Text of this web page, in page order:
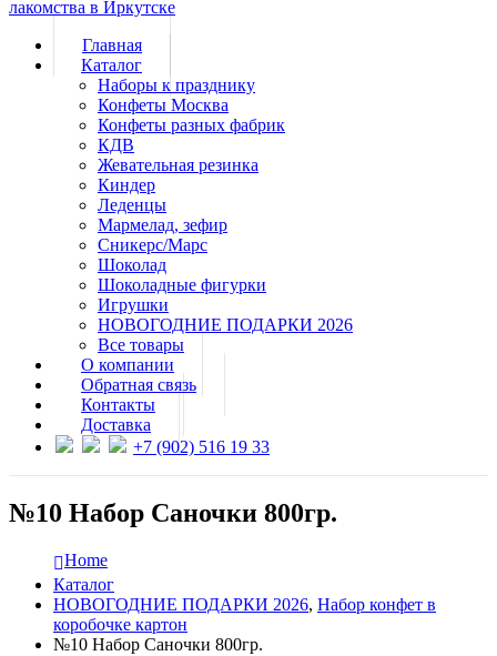
Главная
Каталог
Наборы к празднику
Конфеты Москва
Конфеты разных фабрик
КДВ
Жевательная резинка
Киндер
Леденцы
Мармелад, зефир
Сникерс/Марс
Шоколад
Шоколадные фигурки
Игрушки
НОВОГОДНИЕ ПОДАРКИ 2026
Все товары
О компании
Обратная связь
Контакты
Доставка
+7 (902) 516 19 33
№10 Набор Саночки 800гр.
Home
Каталог
НОВОГОДНИЕ ПОДАРКИ 2026, Набор конфет в
коробочке картон
№10 Набор Саночки 800гр.